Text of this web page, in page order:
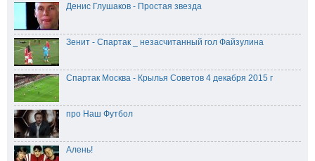
Денис Глушаков - Простая звезда
Зенит - Спартак _ незасчитанный гол Файзулина
Спартак Москва - Крылья Советов 4 декабря 2015 г
про Наш Футбол
Алень!